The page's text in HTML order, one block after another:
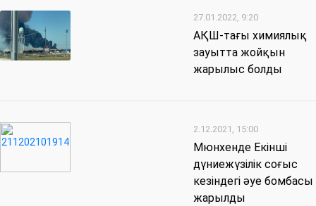
27.01.2022, 9:20
АҚШ-тағы химиялық
зауытта жойқын
жарылыс болды
2.12.2021, 15:00
Мюнхенде Екінші
дүниежүзілік соғыс
кезіндегі әуе бомбасы
жарылды